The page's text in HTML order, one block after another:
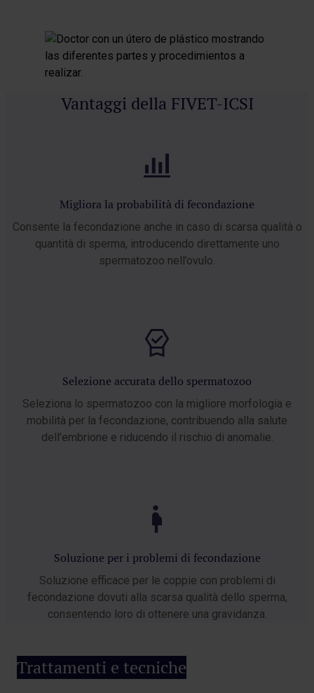
Vantaggi della FIVET-ICSI
Migliora la probabilità di fecondazione
Consente la fecondazione anche in caso di scarsa qualità o
quantità di sperma, introducendo direttamente uno
spermatozoo nell’ovulo.
Selezione accurata dello spermatozoo
Seleziona lo spermatozoo con la migliore morfologia e
mobilità per la fecondazione, contribuendo alla salute
dell’embrione e riducendo il rischio di anomalie.
Soluzione per i problemi di fecondazione
Soluzione efficace per le coppie con problemi di
fecondazione dovuti alla scarsa qualità dello sperma,
consentendo loro di ottenere una gravidanza.
Trattamenti e tecniche